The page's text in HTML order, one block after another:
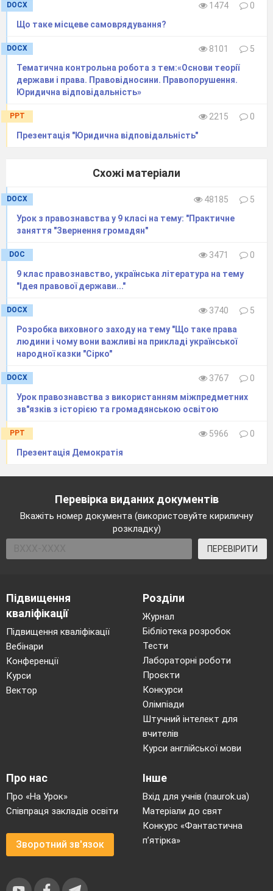
DOCX 1474
0
Що таке місцеве самоврядування?
DOCX 8101
5
Тематична контрольна робота з тем:«Основи теорії
держави і права. Правовідносини. Правопорушення.
Юридична відповідальність»
PPT 2215
0
Презентація "Юридична відповідальність"
Схожі матеріали
DOCX 48185
5
Урок з правознавства у 9 класі на тему: "Практичне
заняття "Звернення громадян"
DOC 3471
0
9 клас правознавство, українська література на тему
"Ідея правової держави..."
DOCX 3740
5
Розробка виховного заходу на тему "Що таке права
людини і чому вони важливі на прикладі української
народної казки "Сірко"
DOCX 3767
0
Урок правознавства з використанням міжпредметних
зв"язків з історією та громадянською освітою
PPT 5966
0
Презентація Демократія
Перевірка виданих документів
Вкажіть номер документа (використовуйте кириличну
розкладку)
ПЕРЕВІРИТИ
Підвищення
кваліфікації
Підвищення кваліфікації
Вебінари
Конференції
Курси
Вектор
Розділи
Журнал
Бібліотека розробок
Тести
Лабораторні роботи
Проєкти
Конкурси
Олімпіади
Штучний інтелект для
вчителів
Курси англійської мови
Про нас
Про «На Урок»
Співпраця закладів освіти
Зворотний зв'язок
Інше
Вхід для учнів (naurok.ua)
Матеріали до свят
Конкурс «Фантастична
п’ятірка»